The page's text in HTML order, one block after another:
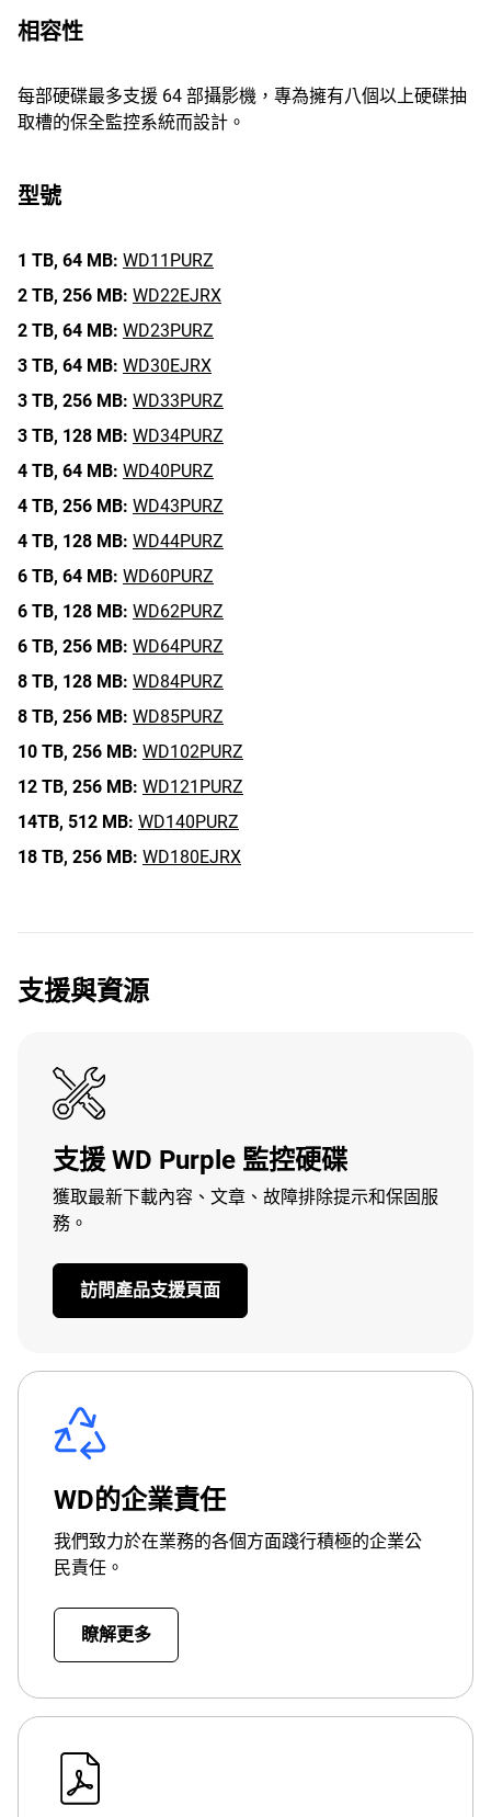
相容性
每部硬碟最多支援 64 部攝影機，專為擁有八個以上硬碟抽
取槽的保全監控系統而設計。
型號
1 TB, 64 MB: WD11PURZ
2 TB, 256 MB: WD22EJRX
2 TB, 64 MB: WD23PURZ
3 TB, 64 MB: WD30EJRX
3 TB, 256 MB: WD33PURZ
3 TB, 128 MB: WD34PURZ
4 TB, 64 MB: WD40PURZ
4 TB, 256 MB: WD43PURZ
4 TB, 128 MB: WD44PURZ
6 TB, 64 MB: WD60PURZ
6 TB, 128 MB: WD62PURZ
6 TB, 256 MB: WD64PURZ
8 TB, 128 MB: WD84PURZ
8 TB, 256 MB: WD85PURZ
10 TB, 256 MB: WD102PURZ
12 TB, 256 MB: WD121PURZ
14TB, 512 MB: WD140PURZ
18 TB, 256 MB: WD180EJRX
支援與資源
支援 WD Purple 監控硬碟
獲取最新下載內容、文章、故障排除提示和保固服
務。
訪問產品支援頁面
WD的企業責任
我們致力於在業務的各個方面踐行積極的企業公
民責任。
瞭解更多